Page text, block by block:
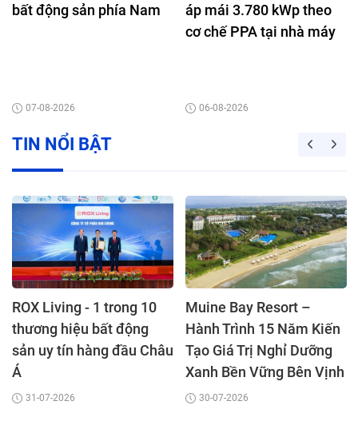
bất động sản phía Nam
07-08-2026
áp mái 3.780 kWp theo
cơ chế PPA tại nhà máy
06-08-2026
TIN NỔI BẬT
ROX Living - 1 trong 10
thương hiệu bất động
sản uy tín hàng đầu Châu
Á
31-07-2026
Muine Bay Resort –
Hành Trình 15 Năm Kiến
Tạo Giá Trị Nghỉ Dưỡng
Xanh Bền Vững Bên Vịnh
Mũi Né
30-07-2026